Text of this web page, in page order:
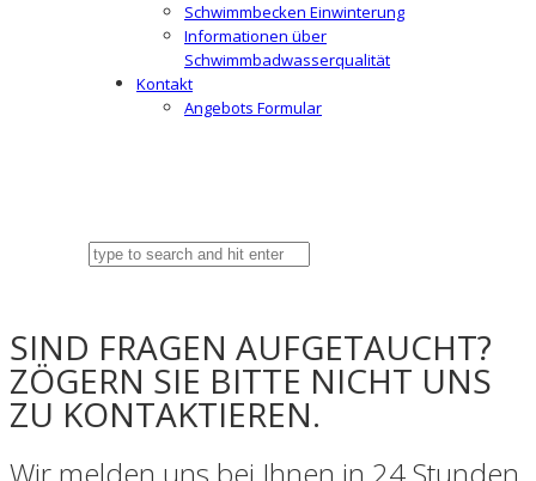
Schwimmbecken Einwinterung
Informationen über
Schwimmbadwasserqualität
Kontakt
Angebots Formular
SIND FRAGEN AUFGETAUCHT?
ZÖGERN SIE BITTE NICHT UNS
ZU KONTAKTIEREN.